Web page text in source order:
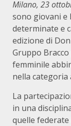
Milano, 23
sono giovani e
determinate e
edizione di
Gruppo
femminile
nella
La
in una
quelle